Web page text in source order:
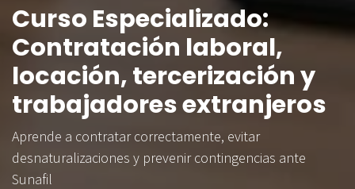
Curso Especializado:
Contratación laboral,
locación, tercerización y
trabajadores extranjeros
Aprende a contratar correctamente, evitar
desnaturalizaciones y prevenir contingencias ante
Sunafil